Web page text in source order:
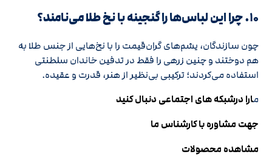
۱۰. چرا این لباس‌ها را گنجینه با نخ طلا می‌نامند؟
چون سازندگان، یشم‌های گران‌قیمت را با نخ‌هایی از جنس طلا به
هم دوختند و چنین زرهی را فقط در تدفین خاندان سلطنتی
استفاده می‌کردند؛ ترکیبی بی‌نظیر از هنر، قدرت و عقیده.
مارا درشبکه های اجتماعی دنبال کنید
جهت مشاوره با کارشناس ما
مشاهده محصولات